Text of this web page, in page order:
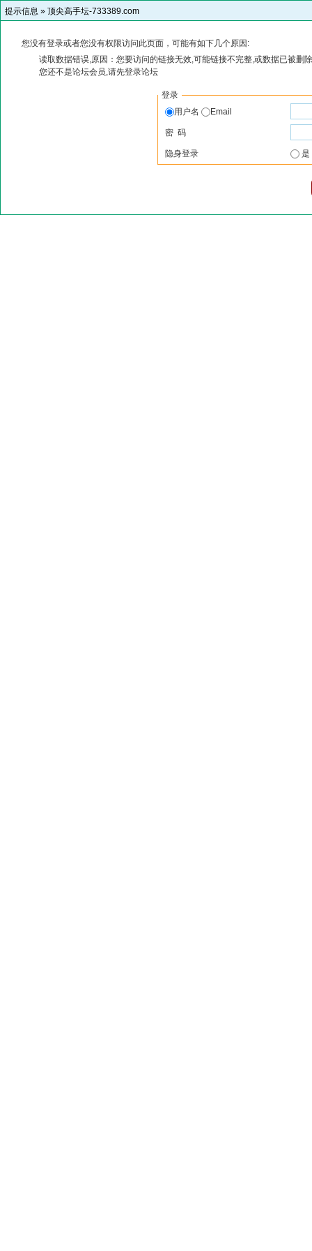
提示信息 » 顶尖高手坛-733389.com
您没有登录或者您没有权限访问此页面，可能有如下几个原因:
读取数据错误,原因：您要访问的链接无效,可能链接不完整,或数据已被删
您还不是论坛会员,请先登录论坛
登录
用户名
Email
密 码
隐身登录